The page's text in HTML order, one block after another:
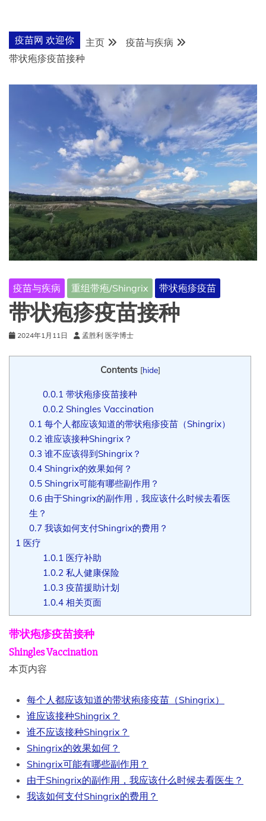
疫苗网 欢迎你 主页
疫苗与疾病
带状疱疹疫苗接种
疫苗与疾病 重组带疱/Shingrix 带状疱疹疫苗
带状疱疹疫苗接种
2024年1月11日 孟胜利 医学博士
Contents [hide]
0.0.1 带状疱疹疫苗接种
0.0.2 Shingles Vaccination
0.1 每个人都应该知道的带状疱疹疫苗（Shingrix）
0.2 谁应该接种Shingrix？
0.3 谁不应该得到Shingrix？
0.4Shingrix的效果如何？
0.5Shingrix可能有哪些副作用？
0.6由于Shingrix的副作用，我应该什么时候去看医
生？
0.7我该如何支付Shingrix的费用？
1 医疗
1.0.1 医疗补助
1.0.2 私人健康保险
1.0.3 疫苗援助计划
1.0.4相关页面
带状疱疹疫苗接种
Shingles Vaccination
本页内容
每个人都应该知道的带状疱疹疫苗（Shingrix）
谁应该接种Shingrix？
谁不应该接种Shingrix？
Shingrix的效果如何？
Shingrix可能有哪些副作用？
由于Shingrix的副作用，我应该什么时候去看医生？
我该如何支付Shingrix的费用？